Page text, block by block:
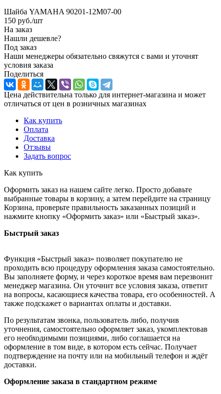
Шайба YAMAHA 90201-12M07-00
150 руб./шт
На заказ
Нашли дешевле?
Под заказ
Наши менеджеры обязательно свяжутся с вами и уточнят
условия заказа
Поделиться
Цена действительна только для интернет-магазина и может
отличаться от цен в розничных магазинах
Как купить
Оплата
Доставка
Отзывы
Задать вопрос
Как купить
Оформить заказ на нашем сайте легко. Просто добавьте
выбранные товары в корзину, а затем перейдите на страницу
Корзина, проверьте правильность заказанных позиций и
нажмите кнопку «Оформить заказ» или «Быстрый заказ».
Быстрый заказ
Функция «Быстрый заказ» позволяет покупателю не
проходить всю процедуру оформления заказа самостоятельно.
Вы заполняете форму, и через короткое время вам перезвонит
менеджер магазина. Он уточнит все условия заказа, ответит
на вопросы, касающиеся качества товара, его особенностей. А
также подскажет о вариантах оплаты и доставки.
По результатам звонка, пользователь либо, получив
уточнения, самостоятельно оформляет заказ, укомплектовав
его необходимыми позициями, либо соглашается на
оформление в том виде, в котором есть сейчас. Получает
подтверждение на почту или на мобильный телефон и ждёт
доставки.
Оформление заказа в стандартном режиме